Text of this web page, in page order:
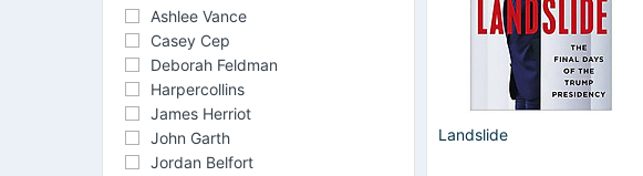
Ashlee Vance
Casey Cep
Deborah Feldman
Harpercollins
James Herriot
John Garth
Jordan Belfort
Landslide